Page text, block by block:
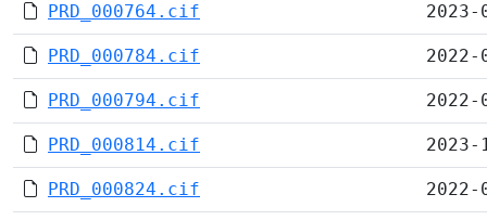
PRD_000764.cif
PRD_000784.cif
PRD_000794.cif
PRD_000814.cif
PRD_000824.cif